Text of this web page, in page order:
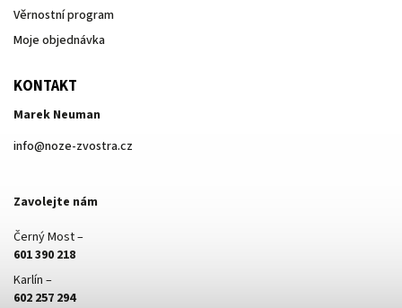
Věrnostní program
Moje objednávka
KONTAKT
Marek Neuman
info@noze-zvostra.cz
Zavolejte nám
Černý Most –
601 390 218
Karlín –
602 257 294